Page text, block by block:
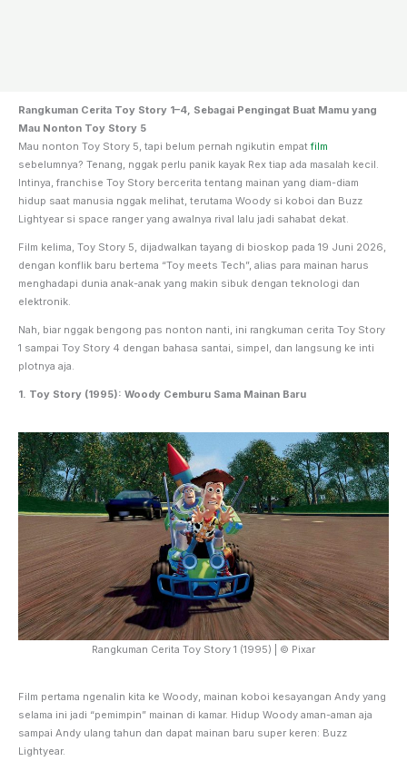
Rangkuman Cerita Toy Story 1–4, Sebagai Pengingat Buat Mamu yang
Mau Nonton Toy Story 5
Mau nonton Toy Story 5, tapi belum pernah ngikutin empatfilm
sebelumnya? Tenang, nggak perlu panik kayak Rex tiap ada masalah kecil.
Intinya, franchise Toy Story bercerita tentang mainan yang diam-diam
hidup saat manusia nggak melihat, terutama Woody si koboi dan Buzz
Lightyear si space ranger yang awalnya rival lalu jadi sahabat dekat.
Film kelima, Toy Story 5, dijadwalkan tayang di bioskop pada 19 Juni 2026,
dengan konflik baru bertema “Toy meets Tech”, alias para mainan harus
menghadapi dunia anak-anak yang makin sibuk dengan teknologi dan
elektronik.
Nah, biar nggak bengong pas nonton nanti, ini rangkuman cerita Toy Story
1 sampai Toy Story 4 dengan bahasa santai, simpel, dan langsung ke inti
plotnya aja.
1. Toy Story (1995): Woody Cemburu Sama Mainan Baru
Rangkuman Cerita Toy Story 1 (1995) | © Pixar
Film pertama ngenalin kita ke Woody, mainan koboi kesayangan Andy yang
selama ini jadi “pemimpin” mainan di kamar. Hidup Woody aman-aman aja
sampai Andy ulang tahun dan dapat mainan baru super keren: Buzz
Lightyear.